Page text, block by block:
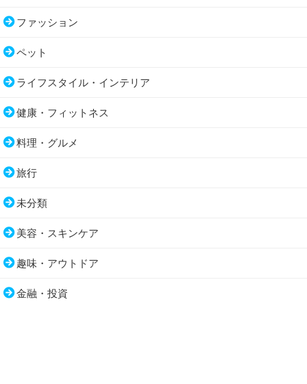
ファッション
ペット
ライフスタイル・インテリア
健康・フィットネス
料理・グルメ
旅行
未分類
美容・スキンケア
趣味・アウトドア
金融・投資